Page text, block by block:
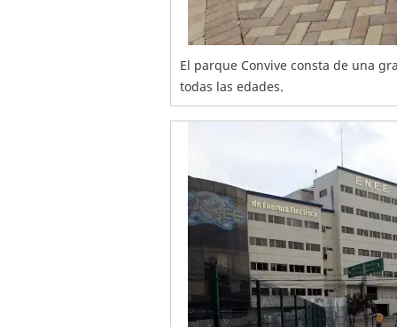
El parque Convive consta de una
todas las edades.